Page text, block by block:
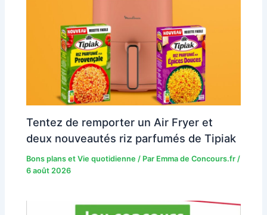
Tentez de remporter un Air Fryer et
deux nouveautés riz parfumés de Tipiak
Bons plans et Vie quotidienne / Par Emma de Concours.fr/
6 août 2026